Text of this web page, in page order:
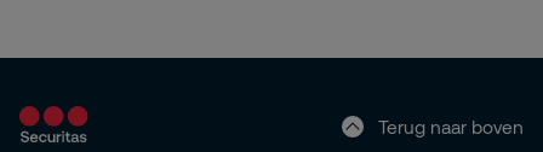
Terug naar boven